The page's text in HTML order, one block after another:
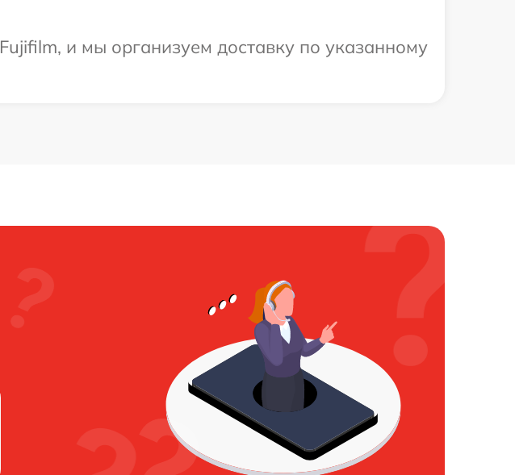
и мы организуем доставку по указанному